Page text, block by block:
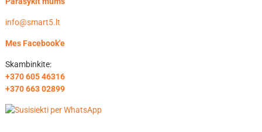
info@smart5.lt
Mes Facebook'e
Skambinkite:
+370 605 46316
+370 663 02899